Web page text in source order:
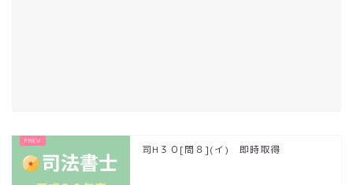
司H３０[問８](イ) 即時取得